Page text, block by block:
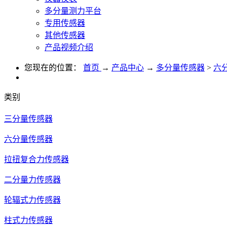
多分量测力平台
专用传感器
其他传感器
产品视频介绍
您现在的位置： 首页 → 产品中心 → 多分量传感器 > 六
类别
三分量传感器
六分量传感器
拉扭复合力传感器
二分量力传感器
轮辐式力传感器
柱式力传感器